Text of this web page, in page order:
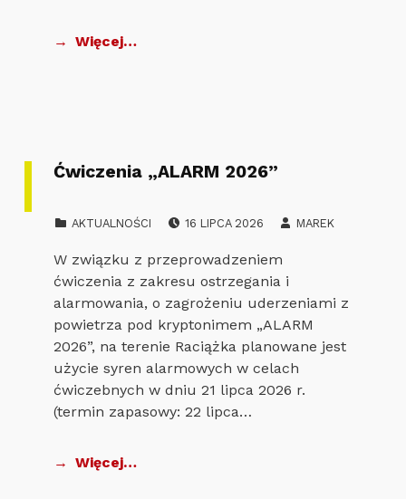
Więcej…
Ćwiczenia „ALARM 2026”
AKTUALNOŚCI
16 LIPCA 2026
MAREK
W związku z przeprowadzeniem
ćwiczenia z zakresu ostrzegania i
alarmowania, o zagrożeniu uderzeniami z
powietrza pod kryptonimem „ALARM
2026”, na terenie Raciążka planowane jest
użycie syren alarmowych w celach
ćwiczebnych w dniu 21 lipca 2026 r.
(termin zapasowy: 22 lipca…
Więcej…